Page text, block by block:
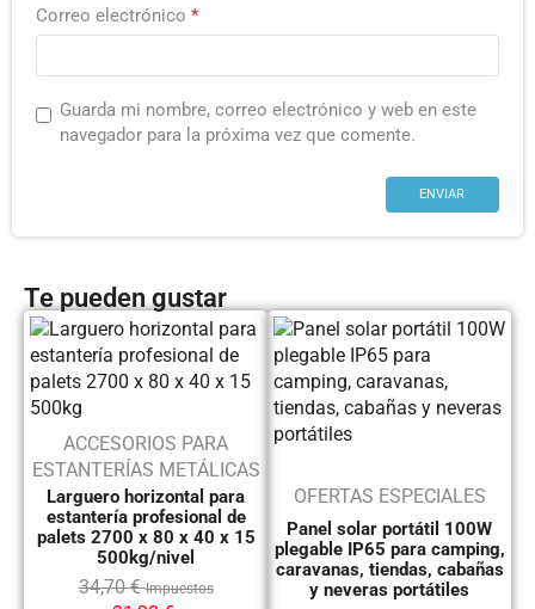
Correo electrónico *
Guarda mi nombre, correo electrónico y web en este
navegador para la próxima vez que comente.
Te pueden gustar
ACCESORIOS PARA
ESTANTERÍAS METÁLICAS
Larguero horizontal para
estantería profesional de
palets 2700 x 80 x 40 x 15
500kg/nivel
34,70€ Impuestos
OFERTAS ESPECIALES
Panel solar portátil 100W
plegable IP65 para camping,
caravanas, tiendas, cabañas
y neveras portátiles